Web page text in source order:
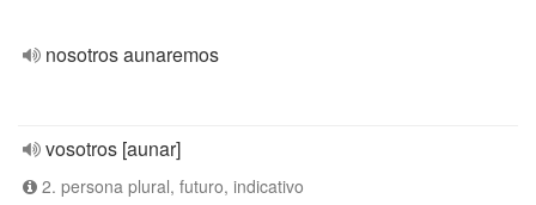
nosotros aunaremos
vosotros [aunar]
2. persona plural, futuro, indicativo